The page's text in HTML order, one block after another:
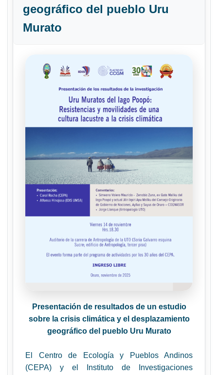
geográfico del pueblo Uru
Murato
Presentación de resultados de un estudio
sobre la crisis climática y el desplazamiento
geográfico del pueblo Uru Murato
El Centro de Ecología y Pueblos Andinos
(CEPA) y el Instituto de Investigaciones